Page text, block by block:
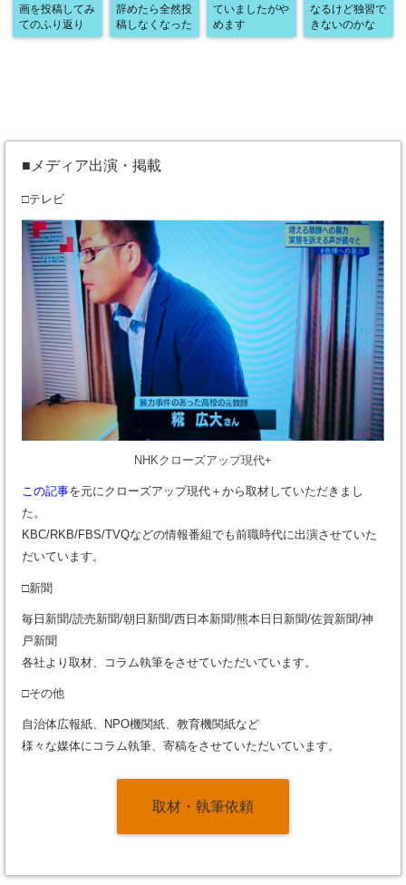
画を投稿してみ
てのふり返り
辞めたら全然投
稿しなくなった
ていましたがや
めます
なるけど独習で
きないのかな
■メディア出演・掲載
□テレビ
NHKクローズアップ現代+
この記事を元にクローズアップ現代＋から取材していただきまし
た。
KBC/RKB/FBS/TVQなどの情報番組でも前職時代に出演させていた
だいています。
□新聞
毎日新聞/読売新聞/朝日新聞/西日本新聞/熊本日日新聞/佐賀新聞/神
戸新聞
各社より取材、コラム執筆をさせていただいています。
□その他
自治体広報紙、NPO機関紙、教育機関紙など
様々な媒体にコラム執筆、寄稿をさせていただいています。
取材・執筆依頼